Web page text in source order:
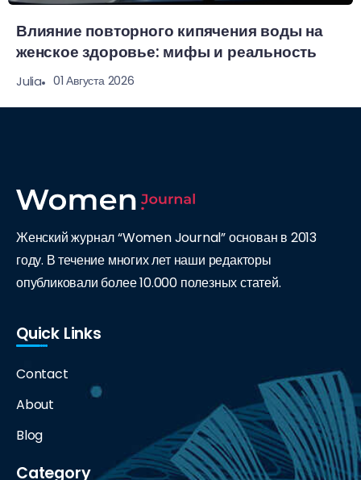
Влияние повторного кипячения воды на
женское здоровье: мифы и реальность
Julia 01 Августа 2026
Женский журнал “Women Journal” основан в 2013
году. В течение многих лет наши редакторы
опубликовали более 10.000 полезных статей.
Quick Links
Contact
About
Blog
Category